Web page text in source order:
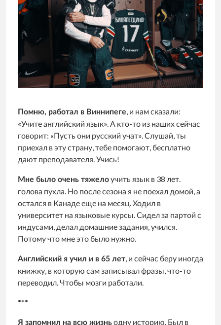
Помню, работал в Виннипеге, и нам сказали:
«Учите английский язык». А кто-то из наших сейчас
говорит: «Пусть они русский учат». Слушай, ты
приехал в эту страну, тебе помогают, бесплатно
дают преподавателя. Учись!
Мне было очень тяжелоучить язык в 38 лет.
голова пухла. Но после сезона я не поехал домой, а
остался в Канаде еще на месяц. Ходил в
университет на языковые курсы. Сидел за партой с
индусами, делал домашние задания, учился.
Потому что мне это было нужно.
Английский я учил и в 65 лет, и сейчас беру иногда
книжку, в которую сам записывал фразы, что-то
переводил. Чтобы мозги работали.
***
Я запомнил на всю жизньодну историю. Был в